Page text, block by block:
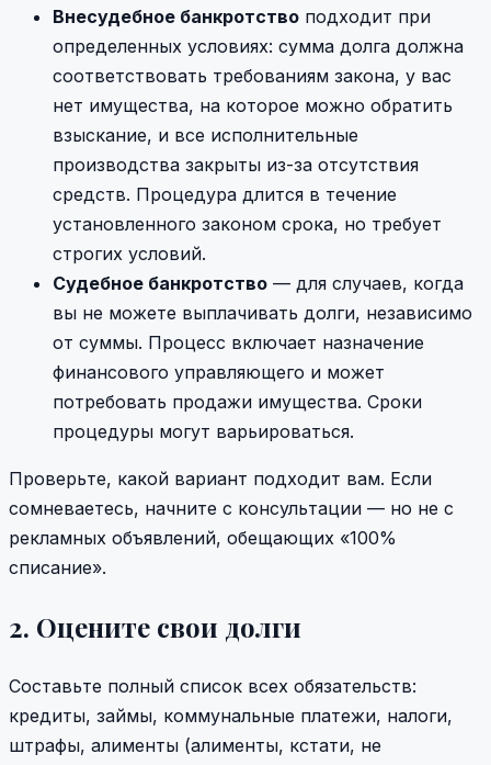
Внесудебное банкротство подходит при
определенных условиях: сумма долга должна
соответствовать требованиям закона, у вас
нет имущества, на которое можно обратить
взыскание, и все исполнительные
производства закрыты из-за отсутствия
средств. Процедура длится в течение
установленного законом срока, но требует
строгих условий.
Судебное банкротство — для случаев, когда
вы не можете выплачивать долги, независимо
от суммы. Процесс включает назначение
финансового управляющего и может
потребовать продажи имущества. Сроки
процедуры могут варьироваться.
Проверьте, какой вариант подходит вам. Если
сомневаетесь, начните с консультации — но не с
рекламных объявлений, обещающих «100%
списание».
2. Оцените свои долги
Составьте полный список всех обязательств:
кредиты, займы, коммунальные платежи, налоги,
штрафы, алименты (алименты, кстати, не